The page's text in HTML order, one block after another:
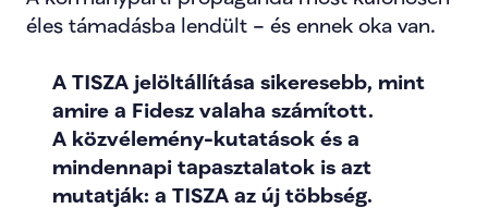
éles támadásba lendült – és ennek oka van.
A TISZA jelöltállítása sikeresebb, mint
amire a Fidesz valaha számított.
A közvélemény-kutatások és a
mindennapi tapasztalatok is azt
mutatják: a TISZA az új többség.